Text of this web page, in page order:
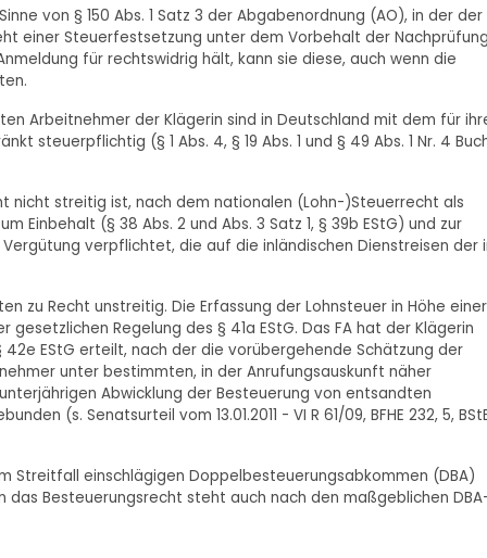
von § 150 Abs. 1 Satz 3 der Abgabenordnung (AO), in der der
einer Steuerfestsetzung unter dem Vorbehalt der
für rechtswidrig hält, kann sie diese, auch wenn die
Arbeitnehmer der Klägerin sind in Deutschland mit dem für
steuerpflichtig (§ 1 Abs. 4, § 19 Abs. 1 und § 49 Abs. 1 Nr. 4
nicht streitig ist, nach dem nationalen (Lohn-)Steuerrecht als
Einbehalt (§ 38 Abs. 2 und Abs. 3 Satz 1, § 39b EStG) und zur
verpflichtet, die auf die inländischen Dienstreisen der
zu Recht unstreitig. Die Erfassung der Lohnsteuer in Höhe einer
Regelung des § 41a EStG. Das FA hat der Klägerin
EStG erteilt, nach der die vorübergehende Schätzung der
unter bestimmten, in der Anrufungsauskunft näher
Abwicklung der Besteuerung von entsandten
(s. Senatsurteil vom 13.01.2011 - VI R 61/09, BFHE 232, 5,
Streitfall einschlägigen Doppelbesteuerungsabkommen (DBA)
das Besteuerungsrecht steht auch nach den maßgeblichen